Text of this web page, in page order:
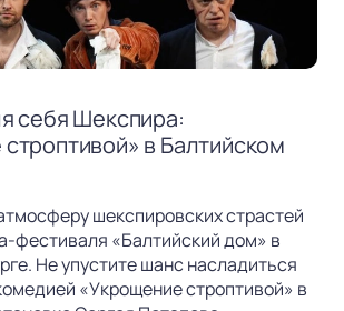
себя Шекспира:
в Балтийском
шекспировских страстей
фестиваля «Балтийский дом» в
Не упустите шанс насладиться
«Укрощение строптивой» в